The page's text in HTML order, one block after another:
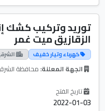
توريد وتركيب كشك
الزقازيق ميت غمر
كهرباء وتيار خفيف
الجهة المعلنة: محافظة
تاريخ الفتح
2022-01-03